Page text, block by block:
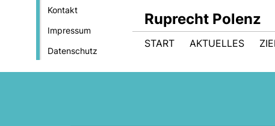
Kontakt
Impressum
Datenschutz
Ruprecht Polenz
START AKTUELLES